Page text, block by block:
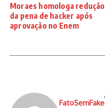
Moraes homologa redução
da pena de hacker após
aprovação no Enem
FatoSemFake